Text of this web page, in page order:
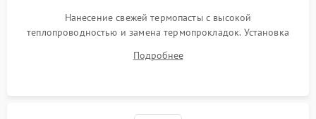
Нанесение свежей термопасты с высокой
теплопроводностью и замена термопрокладок. Установка
шлейфов, модулей памяти и накопителей. Предварительная
Подробнее